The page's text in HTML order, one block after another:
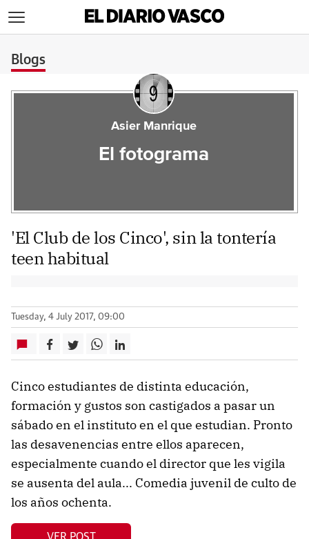
Blogs
Asier Manrique
El fotograma
'El Club de los Cinco', sin la tontería
teen habitual
Tuesday, 4 July 2017, 09:00
Cinco estudiantes de distinta educación,
formación y gustos son castigados a pasar un
sábado en el instituto en el que estudian. Pronto
las desavenencias entre ellos aparecen,
especialmente cuando el director que les vigila
se ausenta del aula... Comedia juvenil de culto de
los años ochenta.
VER POST